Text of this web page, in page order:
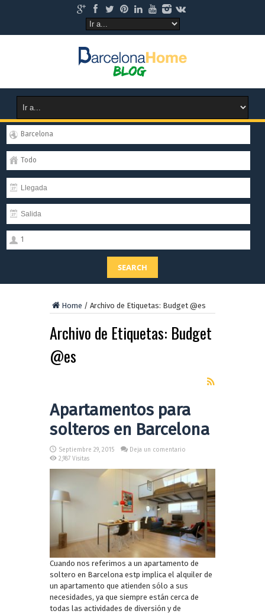
Barcelona
Todo
1
SEARCH
Home / Archivo de Etiquetas: Budget @es
Archivo de Etiquetas: Budget
@es
Apartamentos para
solteros en Barcelona
Septiembre 29, 2015
Deja un comentario
2,987 Visitas
Cuando nos referimos a un apartamento de
soltero en Barcelona estp implica el alquiler de
un apartamento que atienden sólo a sus
necesidades, ya que siempre están cerca de
todas las actividades de diversión y de